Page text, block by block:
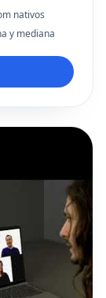
nativos
y mediana